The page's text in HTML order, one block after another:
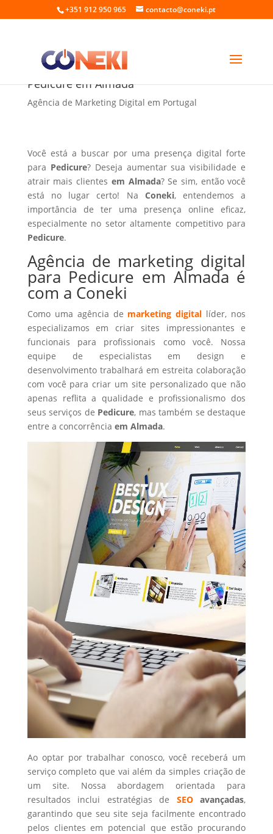
+351 912 950 965 contacto@coneki.pt
Agência de marketing digital para
Pedicure em Almada
Agência de Marketing Digital em Portugal
Você está a buscar por uma presença digital forte
para Pedicure? Deseja aumentar sua visibilidade e
atrair mais clientes em Almada? Se sim, então você
está no lugar certo! Na Coneki, entendemos a
importância de ter uma presença online eficaz,
especialmente no setor altamente competitivo para
Pedicure.
Agência de marketing digital
para Pedicure em Almada é
com a Coneki
Como uma agência de marketing digital líder, nos
especializamos em criar sites impressionantes e
funcionais para profissionais como você. Nossa
equipe de especialistas em design e
desenvolvimento trabalhará em estreita colaboração
com você para criar um site personalizado que não
apenas reflita a qualidade e profissionalismo dos
seus serviços de Pedicure, mas também se destaque
entre a concorrência em Almada.
Ao optar por trabalhar conosco, você receberá um
serviço completo que vai além da simples criação de
um site. Nossa abordagem orientada para
resultados inclui estratégias de SEOavançadas,
garantindo que seu site seja facilmente encontrado
pelos clientes em potencial que estão procurando